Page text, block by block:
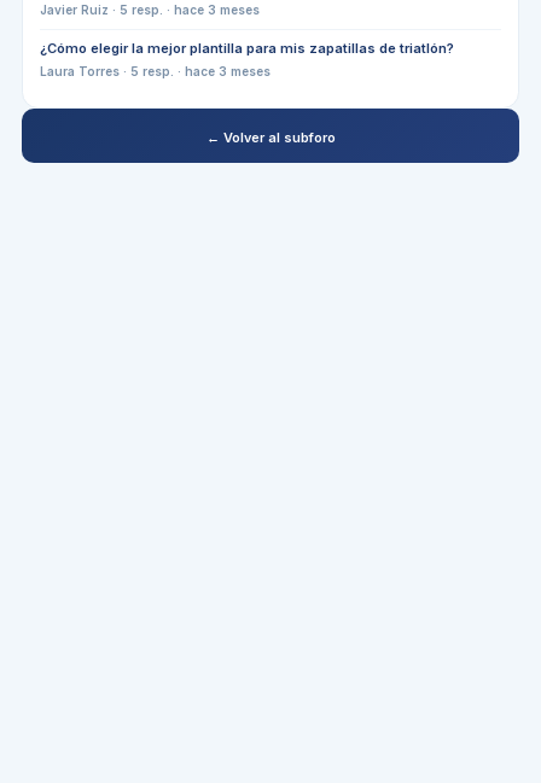
Javier Ruiz · 5 resp. · hace 3 meses
¿Cómo elegir la mejor plantilla para mis zapatillas de triatlón?
Laura Torres· 5 resp. · hace 3 meses
← Volver al subforo